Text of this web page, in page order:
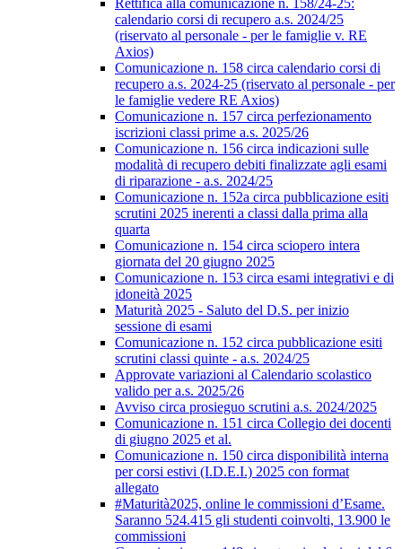
Rettifica alla comunicazione n. 158/24-25:
calendario corsi di recupero a.s. 2024/25
(riservato al personale - per le famiglie v. RE
Axios)
Comunicazione n. 158 circa calendario corsi di
recupero a.s. 2024-25 (riservato al personale - per
le famiglie vedere RE Axios)
Comunicazione n. 157 circa perfezionamento
iscrizioni classi prime a.s. 2025/26
Comunicazione n. 156 circa indicazioni sulle
modalità di recupero debiti finalizzate agli esami
di riparazione - a.s. 2024/25
Comunicazione n. 152a circa pubblicazione esiti
scrutini 2025 inerenti a classi dalla prima alla
quarta
Comunicazione n. 154 circa sciopero intera
giornata del 20 giugno 2025
Comunicazione n. 153 circa esami integrativi e di
idoneità 2025
Maturità 2025 - Saluto del D.S. per inizio
sessione di esami
Comunicazione n. 152 circa pubblicazione esiti
scrutini classi quinte - a.s. 2024/25
Approvate variazioni al Calendario scolastico
valido per a.s. 2025/26
Avviso circa prosieguo scrutini a.s. 2024/2025
Comunicazione n. 151 circa Collegio dei docenti
di giugno 2025 et al.
Comunicazione n. 150 circa disponibilità interna
per corsi estivi (I.D.E.I.) 2025 con format
allegato
#Maturità2025, online le commissioni d’Esame.
Saranno 524.415 gli studenti coinvolti, 13.900 le
commissioni